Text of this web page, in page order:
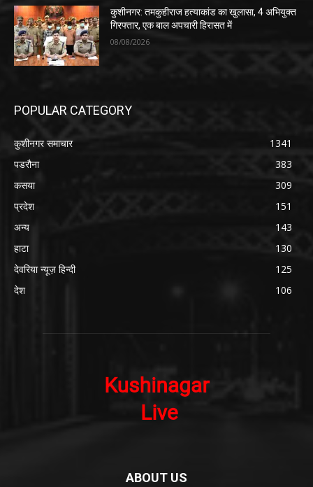
कुशीनगर: तमकुहीराज हत्याकांड का खुलासा, 4 अभियुक्त
गिरफ्तार, एक बाल अपचारी हिरासत में
08/08/2026
POPULAR CATEGORY
कुशीनगर समाचार
1341
पडरौना
383
कसया
309
प्रदेश
151
अन्य
143
हाटा
130
देवरिया न्यूज़ हिन्दी
125
देश
106
ABOUT US